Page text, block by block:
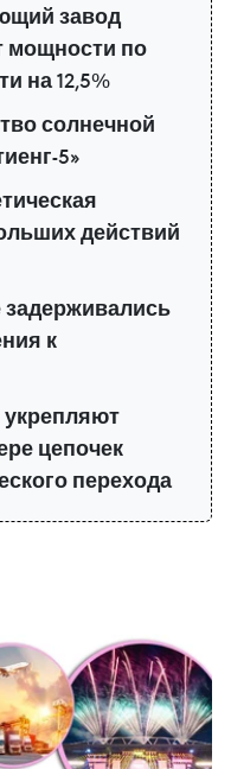
завод
мощности по
на 12,5%
солнечной
5»
действий
к
цепочек
перехода